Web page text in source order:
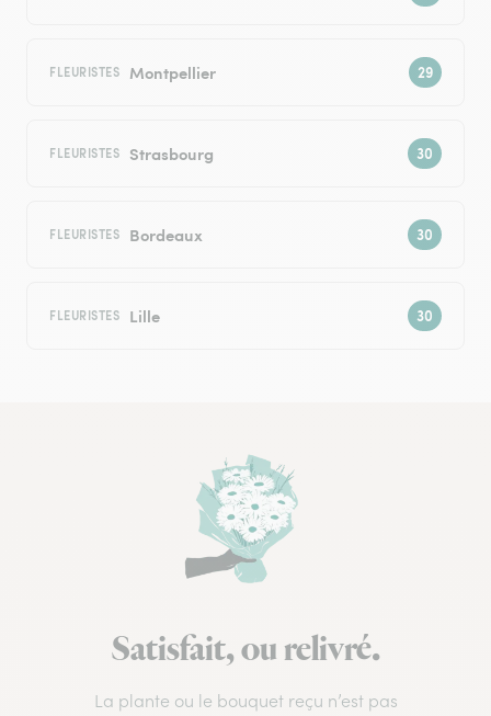
FLEURISTES Montpellier
FLEURISTES Strasbourg
FLEURISTES Bordeaux
FLEURISTES Lille
Satisfait, ou relivré.
La plante ou le bouquet reçu n’est pas